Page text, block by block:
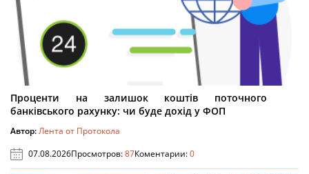
Проценти на залишок коштів поточного
банківського рахунку: чи буде дохід у ФОП
Автор:Лента от Протокола
07.08.2026Просмотров:87Коментарии:0